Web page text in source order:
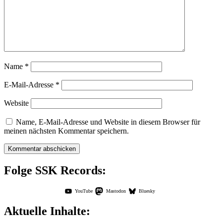
Name *
E-Mail-Adresse *
Website
Name, E-Mail-Adresse und Website in diesem Browser für
meinen nächsten Kommentar speichern.
Folge SSK Records:
YouTube Mastodon Bluesky
Aktuelle Inhalte: